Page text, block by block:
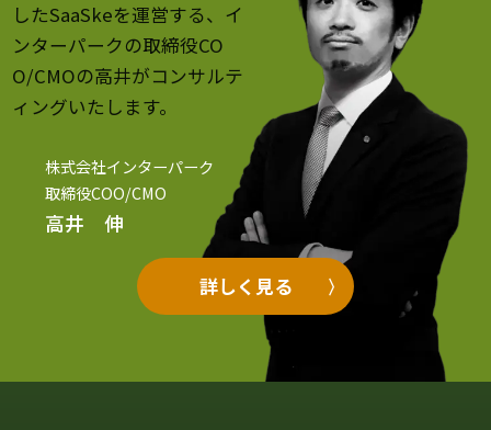
したSaaSkeを運営する、イ
ンターパークの取締役CO
O/CMOの高井がコンサルテ
ィングいたします。
株式会社インターパーク
取締役COO/CMO
高井 伸
詳しく見る